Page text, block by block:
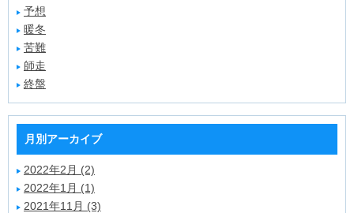
予想
暖冬
苦難
師走
終盤
月別アーカイブ
2022年2月 (2)
2022年1月 (1)
2021年11月 (3)